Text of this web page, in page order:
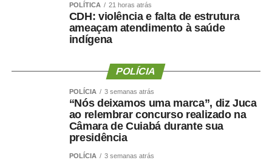
COMENTE ABAIXO:
POLÍTICA 21 horas atrás
CDH: violência e falta de estrutura
ameaçam atendimento à saúde
indígena
POLÍCIA
POLÍCIA 3 semanas atrás
“Nós deixamos uma marca”, diz Juca
ao relembrar concurso realizado na
Câmara de Cuiabá durante sua
presidência
POLÍCIA 3 semanas atrás